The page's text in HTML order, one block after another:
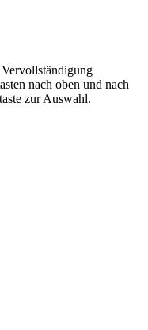
nach oben und nach
zur Auswahl.